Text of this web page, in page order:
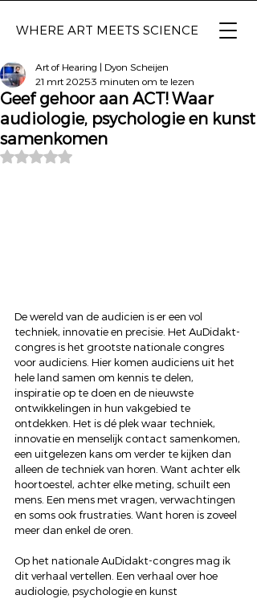
WHERE ART MEETS SCIENCE
Geef gehoor aan ACT! Waar
audiologie, psychologie en kunst
samenkomen
Art of Hearing | Dyon Scheijen
21 mrt 20253 minuten om te lezen
Beoordeeld met NaN uit 5 sterren.
De wereld van de audicien is er een vol
techniek, innovatie en precisie. Het AuDidakt-
congres is het grootste nationale congres
voor audiciens. Hier komen audiciens uit het
hele land samen om kennis te delen,
inspiratie op te doen en de nieuwste
ontwikkelingen in hun vakgebied te
ontdekken. Het is dé plek waar techniek,
innovatie en menselijk contact samenkomen,
een uitgelezen kans om verder te kijken dan
alleen de techniek van horen. Want achter elk
hoortoestel, achter elke meting, schuilt een
mens. Een mens met vragen, verwachtingen
en soms ook frustraties. Want horen is zoveel
meer dan enkel de oren.
Op het nationale AuDidakt-congres mag ik
dit verhaal vertellen. Een verhaal over hoe
audiologie, psychologie en kunst